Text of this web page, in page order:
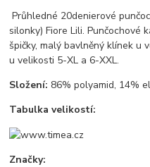
Průhledné 20denierové
silonky) Fiore Lili. Punčochové
špičky, malý bavlněný klínek u
u velikosti 5-XL a 6-XXL.
Složení: 86% polyamid, 14%
Tabulka velikostí:
Značky: